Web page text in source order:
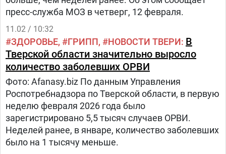
пресс-служба МОЗ в четверг, 12 февраля.
11.02 / 10:32
ЗДОРОВЬЕ ГРИПП НОВОСТИ ТВЕРИ В
Тверской области значительно выросло
количество заболевших ОРВИ
Фото: Afanasy.biz По данным Управления
Роспотребнадзора по Тверской области, в первую
неделю февраля 2026 года было
зарегистрировано 5,5 тысяч случаев ОРВИ.
Неделей ранее, в январе, количество заболевших
было на 1 тысячу меньше.